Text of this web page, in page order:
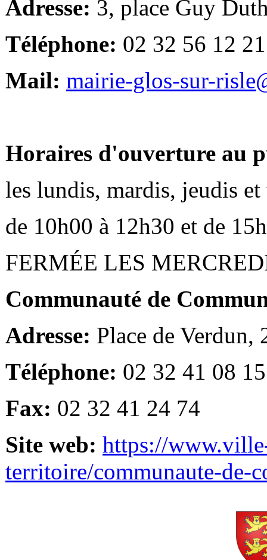
Adresse: 3, place Guy
Téléphone: 02 32 56 12 21
Mail: mairie-glos-sur-
Horaires d'ouverture au
les lundis, mardis, jeudis et
de 10h00 à 12h30 et de
FERMÉE LES
Communauté de
Adresse: Place de Verdun,
Téléphone: 02 32 41 08 15
Fax: 02 32 41 24 74
Site web: https://
territoire/communaute-de-